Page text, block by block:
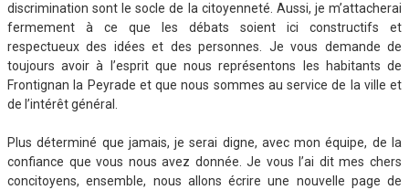
discrimination sont le socle de la citoyenneté. Aussi, je m’attacherai
fermement à ce que les débats soient ici constructifs et
respectueux des idées et des personnes. Je vous demande de
toujours avoir à l’esprit que nous représentons les habitants de
Frontignan la Peyrade et que nous sommes au service de la ville et
de l’intérêt général.
Plus déterminé que jamais, je serai digne, avec mon équipe, de la
confiance que vous nous avez donnée. Je vous l’ai dit mes chers
concitoyens, ensemble, nous allons écrire une nouvelle page de